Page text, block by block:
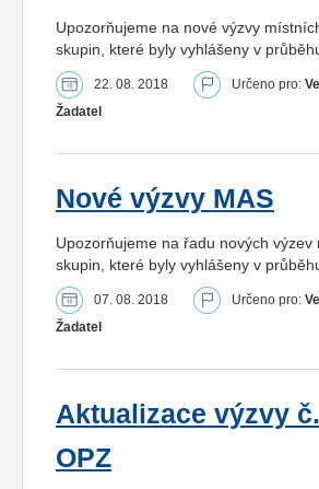
Upozorňujeme na nové výzvy
skupin, které byly vyhlášeny v
22. 08. 2018 Určeno pro:
Žadatel
Nové výzvy MAS
Upozorňujeme na řadu nových
skupin, které byly vyhlášeny v
07. 08. 2018 Určeno pro:
Žadatel
Aktualizace výzvy
OPZ